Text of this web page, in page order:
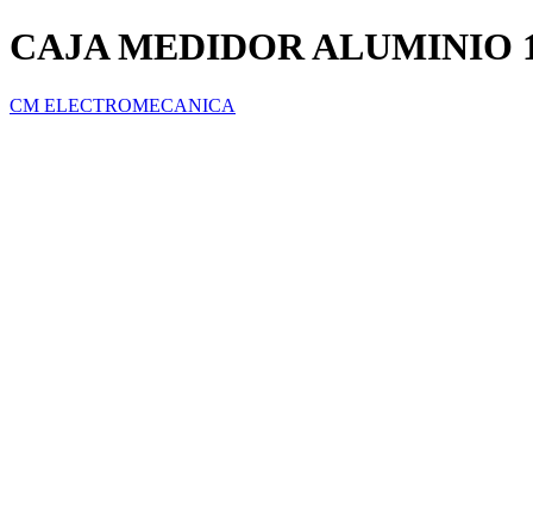
CAJA MEDIDOR ALUMINIO
CM ELECTROMECANICA